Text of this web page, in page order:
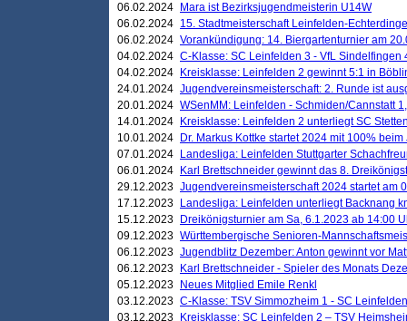
06.02.2024
Mara ist Bezirksjugendmeisterin U14W
06.02.2024 15. Stadtmeisterschaft Leinfelden-
06.02.2024 Vorankündigung: 14. Biergartenturnier am
04.02.2024 C-Klasse: SC Leinfelden 3 - VfL Sindelfingen
04.02.2024
Kreisklasse: Leinfelden 2 gewinnt 5:1 in
24.01.2024 Jugendvereinsmeisterschaft: 2. Runde ist
20.01.2024 WSenMM: Leinfelden - Schmiden/Cannstatt
14.01.2024
Kreisklasse: Leinfelden 2 unterliegt SC
10.01.2024
Dr. Markus Kottke startet 2024 mit 100%
07.01.2024
Landesliga: Leinfelden Stuttgarter
06.01.2024
Karl Brettschneider gewinnt das 8.
29.12.2023 Jugendvereinsmeisterschaft 2024 startet am
17.12.2023
Landesliga: Leinfelden unterliegt Backnang
15.12.2023
Dreikönigsturnier am Sa, 6.1.2023 ab 14:00
09.12.2023 Württembergische Senioren-
06.12.2023 Jugendblitz Dezember: Anton gewinnt vor
06.12.2023
Karl Brettschneider - Spieler des Monats
05.12.2023
Neues Mitglied Emile Renkl
03.12.2023 C-Klasse: TSV Simmozheim 1 - SC
03.12.2023
Kreisklasse: SC Leinfelden 2 – TSV